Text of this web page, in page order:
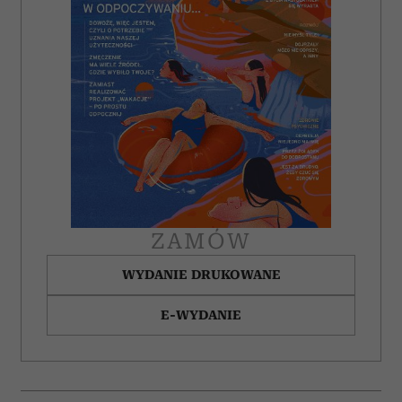
korzystasz z naszej witryny, udostępniamy partnerom
społecznościowym, reklamowym i analitycznym.
Partnerzy mogą połączyć te informacje z innymi danymi
otrzymanymi od Ciebie lub uzyskanymi podczas
korzystania z ich usług.
ZAMÓW
WYDANIE DRUKOWANE
E-WYDANIE